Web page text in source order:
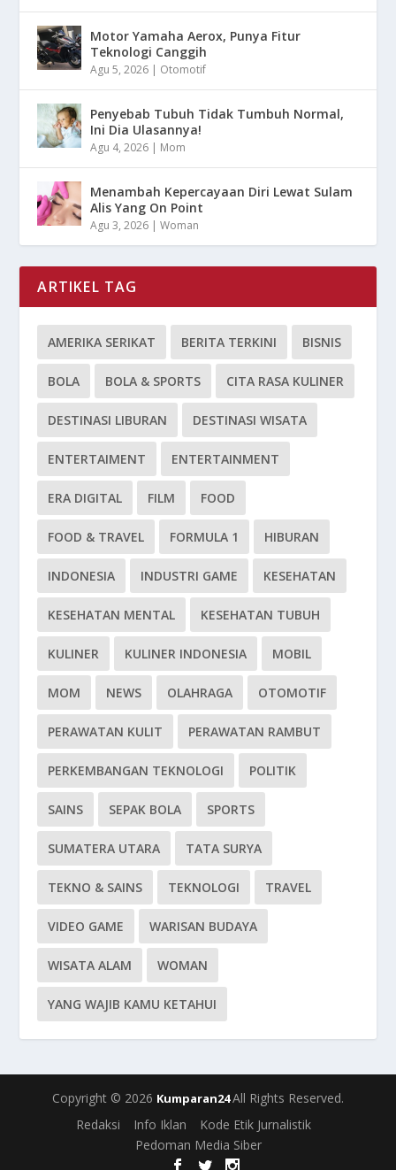
Motor Yamaha Aerox, Punya Fitur
Teknologi Canggih
Agu 5, 2026 | Otomotif
Penyebab Tubuh Tidak Tumbuh Normal,
Ini Dia Ulasannya!
Agu 4, 2026 | Mom
Menambah Kepercayaan Diri Lewat Sulam
Alis Yang On Point
Agu 3, 2026 |Woman
ARTIKEL TAG
AMERIKA SERIKAT BERITA TERKINI BISNIS
BOLA BOLA & SPORTS CITA RASA KULINER
DESTINASI LIBURAN DESTINASI WISATA
ENTERTAIMENT ENTERTAINMENT
ERA DIGITAL FILM FOOD
FOOD & TRAVEL FORMULA 1 HIBURAN
INDONESIA INDUSTRI GAME KESEHATAN
KESEHATAN MENTAL KESEHATAN TUBUH
KULINER KULINER INDONESIA MOBIL
MOM NEWS OLAHRAGA OTOMOTIF
PERAWATAN KULIT PERAWATAN RAMBUT
PERKEMBANGAN TEKNOLOGI POLITIK
SAINS SEPAK BOLA SPORTS
SUMATERA UTARA TATA SURYA
TEKNO & SAINS TEKNOLOGI TRAVEL
VIDEO GAME WARISAN BUDAYA
WISATA ALAM WOMAN
YANG WAJIB KAMU KETAHUI
Copyright © 2026 Kumparan24All Rights Reserved.
Redaksi
Info Iklan
Kode Etik Jurnalistik
Pedoman Media Siber